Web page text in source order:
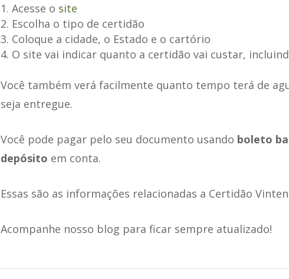
Acesse o site
Escolha o tipo de certidão
Coloque a cidade, o Estado e o cartório
O site vai indicar quanto a certidão vai custar,
Você também verá facilmente quanto tempo terá de
seja entregue.
Você pode pagar pelo seu documento usando boleto
depósito em conta.
Essas são as informações relacionadas a Certidão
Acompanhe nosso blog para ficar sempre atualizado!